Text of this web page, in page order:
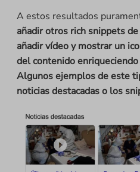
A estos resultados
añadir otros rich snippets
añadir vídeo y mostrar un
del contenido
Algunos ejemplos de este
noticias destacadas o los